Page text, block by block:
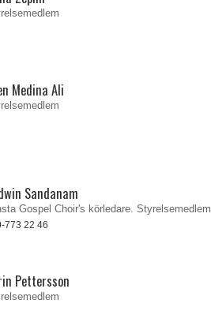
Medina Ali
Sandanam
Gospel Choir's körledare. Styrelsemedlem
773 22 46
Pettersson